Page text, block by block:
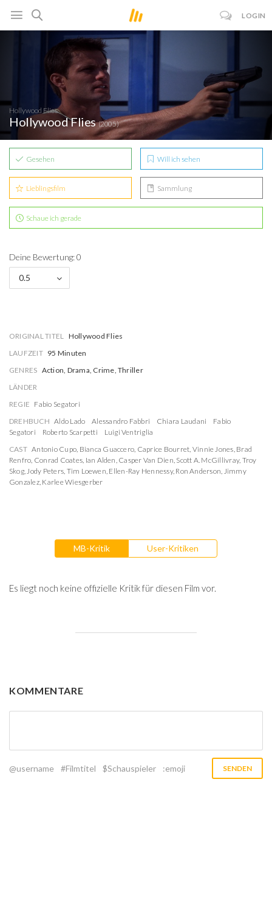
LOGIN
Hollywood Flies
Hollywood Flies(2005)
Gesehen Will ich sehen
Lieblingsfilm Sammlung
Schaue ich gerade
Deine Bewertung: 0
0.5
ORIGINAL TITEL Hollywood Flies
LAUFZEIT 95 Minuten
GENRES Action, Drama, Crime, Thriller
LÄNDER
REGIE Fabio Segatori
DREHBUCH Aldo Lado Alessandro Fabbri Chiara Laudani
Fabio
Segatori
Roberto Scarpetti
Luigi Ventriglia
CAST Antonio Cupo, Bianca Guaccero, Caprice Bourret, Vinnie Jones, Brad
Renfro, Conrad Coates, Ian Alden, Casper Van Dien, Scott A. McGillivray, Troy
Skog,Jody Peters, Tim Loewen, Ellen-Ray Hennessy, Ron Anderson, Jimmy
Gonzalez, Karlee Wiesgerber
MB-Kritik User-Kritiken
Es liegt noch keine offizielle Kritik für diesen Film vor.
KOMMENTARE
@username #Filmtitel $Schauspieler :emoji